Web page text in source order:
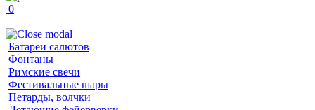
0
Батареи салютов
Фонтаны
Римские свечи
Фестивальные шары
Петарды, волчки